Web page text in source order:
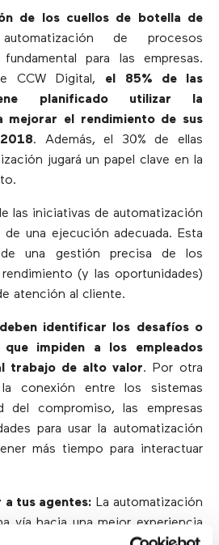
de los cuellos de botella de
de procesos
para las empresas.
CCW Digital, el 85% de las
planificado utilizar la
mejorar el rendimiento de sus
. Además, el 30% de ellas
jugará un papel clave en la
las iniciativas de automatización
una ejecución adecuada. Esta
una gestión precisa de los
(y las oportunidades)
atención al cliente.
identificar los desafíos o
que impiden a los empleados
trabajo de alto valor. Por otra
conexión entre los sistemas
del compromiso, las empresas
para usar la automatización
más tiempo para interactuar
a tus agentes: La automatización
vía hacia una mejor experiencia